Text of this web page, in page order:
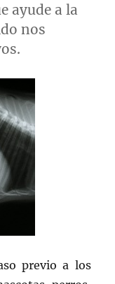
ayude a la
nos
previo a los